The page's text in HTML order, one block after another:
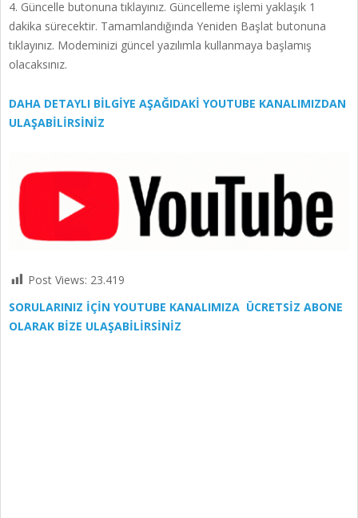
4. Güncelle butonuna tıklayınız. Güncelleme işlemi yaklaşık 1
dakika sürecektir. Tamamlandığında Yeniden Başlat butonuna
tıklayınız. Modeminizi güncel yazılımla kullanmaya başlamış
olacaksınız.
DAHA DETAYLI BİLGİYE AŞAĞIDAKİ YOUTUBE KANALIMIZDAN
ULAŞABİLİRSİNİZ
Post Views: 23.419
SORULARINIZ İÇİN YOUTUBE KANALIMIZA ÜCRETSİZ ABONE
OLARAK BİZE ULAŞABİLİRSİNİZ